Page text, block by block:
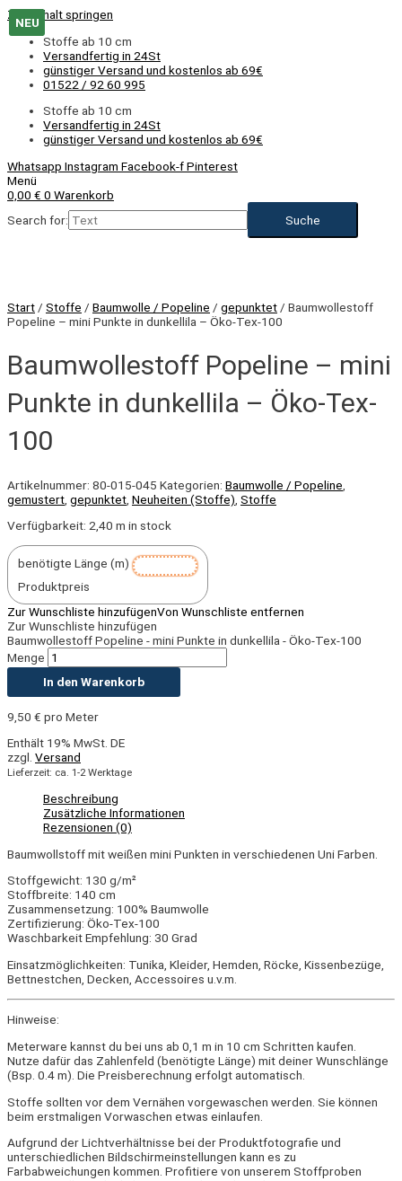
Zum Inhalt springen
Stoffe ab 10 cm
Versandfertig in 24St
günstiger Versand und kostenlos ab 69€
01522 / 92 60 995
Stoffe ab 10 cm
Versandfertig in 24St
günstiger Versand und kostenlos ab 69€
Whatsapp Instagram Facebook-fPinterest
Menü
0,00 € 0 Warenkorb
Search for:
Start / Stoffe / Baumwolle / Popeline / gepunktet / Baumwollestoff
Popeline – mini Punkte in dunkellila – Öko-Tex-100
Baumwollestoff Popeline – mini
Punkte in dunkellila – Öko-Tex-
100
Artikelnummer: 80-015-045 Kategorien: Baumwolle / Popeline
gemustert gepunktet Neuheiten (Stoffe) Stoffe
Verfügbarkeit: 2,40 m in stock
benötigte Länge (m)
Produktpreis
Zur Wunschliste hinzufügenVon Wunschliste entfernen
Zur Wunschliste hinzufügen
Baumwollestoff Popeline - mini Punkte in dunkellila - Öko-Tex-100
Menge
In den Warenkorb
9,50 € pro Meter
Enthält 19% MwSt. DE
zzgl. Versand
Lieferzeit: ca. 1-2 Werktage
Beschreibung
Zusätzliche Informationen
Rezensionen (0)
Baumwollstoff mit weißen mini Punkten in verschiedenen Uni Farben.
Stoffgewicht: 130 g/m²
Stoffbreite: 140 cm
Zusammensetzung: 100% Baumwolle
Zertifizierung: Öko-Tex-100
Waschbarkeit Empfehlung: 30 Grad
Einsatzmöglichkeiten: Tunika, Kleider, Hemden, Röcke, Kissenbezüge,
Bettnestchen, Decken, Accessoires u.v.m.
Hinweise:
Meterware kannst du bei uns ab 0,1 m in 10 cm Schritten kaufen.
Nutze dafür das Zahlenfeld (benötigte Länge) mit deiner Wunschlänge
(Bsp. 0.4 m). Die Preisberechnung erfolgt automatisch.
Stoffe sollten vor dem Vernähen vorgewaschen werden. Sie können
beim erstmaligen Vorwaschen etwas einlaufen.
Aufgrund der Lichtverhältnisse bei der Produktfotografie und
unterschiedlichen Bildschirmeinstellungen kann es zu
Farbabweichungen kommen. Profitiere von unserem Stoffproben
NEU